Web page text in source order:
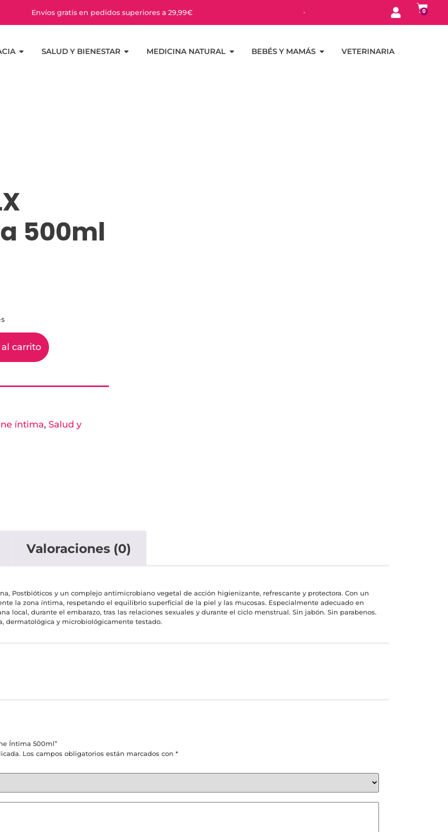
Envíos gratis en pedidos superiores a 29,99€ 0
SALUD Y BIENESTAR MEDICINA NATURAL BEBÉS Y MAMÁS VETERINARIA
500ml
carrito
íntima, Salud y
Valoraciones (0)
Postbióticos y un complejo antimicrobiano vegetal de acción higienizante, refrescante y protectora. Con un
la zona íntima, respetando el equilibrio superficial de la piel y las mucosas. Especialmente adecuado en
local, durante el embarazo, tras las relaciones sexuales y durante el ciclo menstrual. Sin jabón. Sin parabenos.
dermatológica y microbiológicamente testado.
Íntima 500ml”
Los campos obligatorios están marcados con *